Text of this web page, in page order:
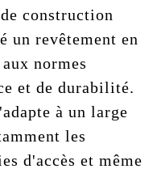
construction
un revêtement en
normes
et de durabilité.
à un large
les
d'accès et même